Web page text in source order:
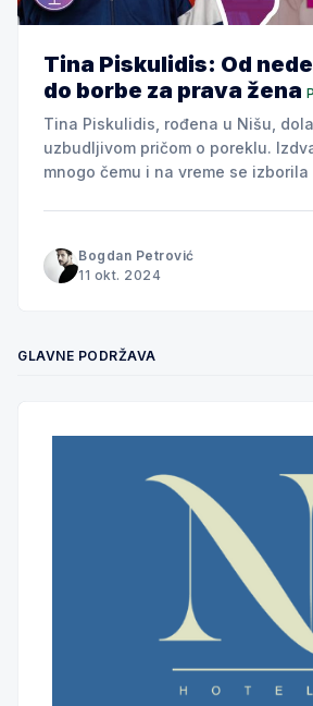
Tina Piskulidis: Od
do borbe za prava žena
Tina Piskulidis, rođena u Nišu,
uzbudljivom pričom o poreklu.
mnogo čemu i na vreme se
Bogdan Petrović
11 okt. 2024
GLAVNE PODRŽAVA